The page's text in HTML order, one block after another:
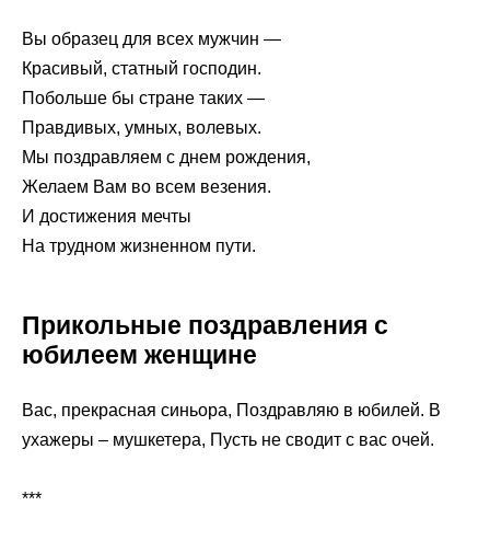
Вы образец для всех мужчин —
Красивый, статный господин.
Побольше бы стране таких —
Правдивых, умных, волевых.
Мы поздравляем с днем рождения,
Желаем Вам во всем везения.
И достижения мечты
На трудном жизненном пути.
Прикольные поздравления с
юбилеем женщине
Вас, прекрасная синьора, Поздравляю в юбилей. В
ухажеры – мушкетера, Пусть не сводит с вас очей.
***